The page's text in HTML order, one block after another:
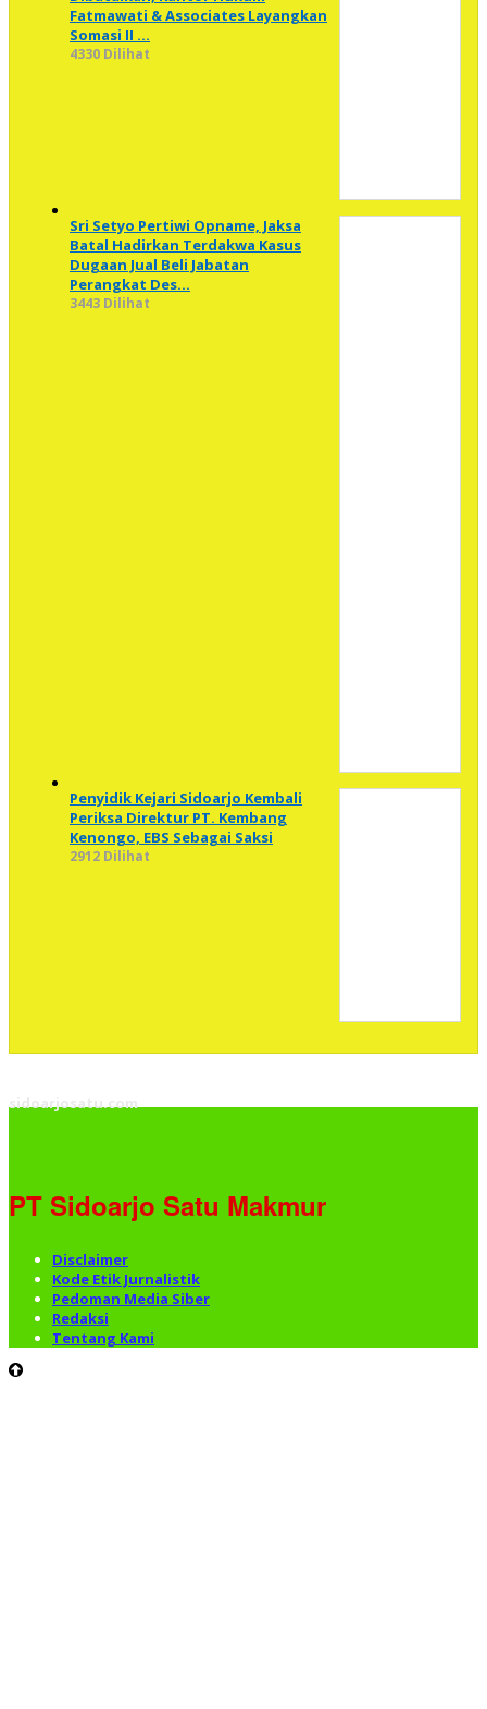
Fatmawati & Associates Layangkan
Somasi II …
4330 Dilihat
Sri Setyo Pertiwi Opname, Jaksa
Batal Hadirkan Terdakwa Kasus
Dugaan Jual Beli Jabatan
Perangkat Des…
3443 Dilihat
Penyidik Kejari Sidoarjo Kembali
Periksa Direktur PT. Kembang
Kenongo, EBS Sebagai Saksi
2912 Dilihat
sidoarjosatu.com
PT Sidoarjo Satu Makmur
Disclaimer
Kode Etik Jurnalistik
Pedoman Media Siber
Redaksi
Tentang Kami